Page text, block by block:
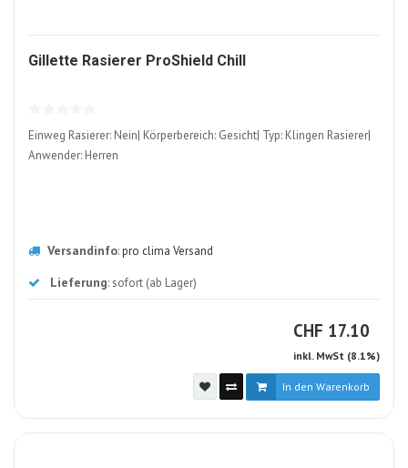
Gillette Rasierer ProShield Chill 1569128-
Einweg Rasierer: Nein| Körperbereich: Gesicht| Typ: Klingen Rasierer|
Anwender: Herren
Versandinfo:pro clima Versand
Lieferung: sofort (ab Lager)
CHF CHF
17.10
inkl. MwSt (8.1%)
In den Warenkorb